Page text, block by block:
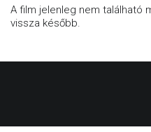
A film jelenleg nem található
vissza később.